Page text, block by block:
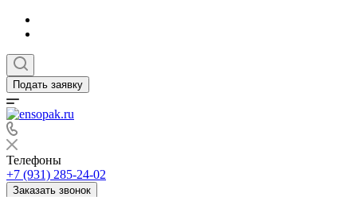
Подать заявку
Телефоны
+7 (931) 285-24-02
Заказать звонок